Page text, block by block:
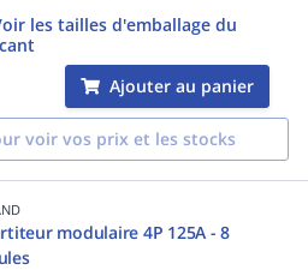
les tailles d'emballage du
Ajouter au panier
voir vos prix et les stocks
modulaire 4P 125A - 8